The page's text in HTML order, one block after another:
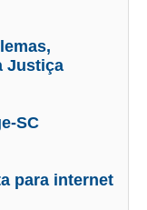
Justiça
SC
para internet